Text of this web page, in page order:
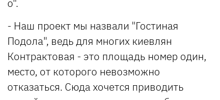
o".
- Наш проект мы назвали "Гостиная
Подола", ведь для многих киевлян
Контрактовая - это площадь номер один,
место, от которого невозможно
отказаться. Сюда хочется приводить